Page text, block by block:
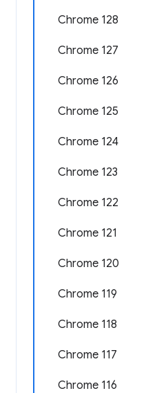
Chrome 128
Chrome 127
Chrome 126
Chrome 125
Chrome 124
Chrome 123
Chrome 122
Chrome 121
Chrome 120
Chrome 119
Chrome 118
Chrome 117
Chrome 116